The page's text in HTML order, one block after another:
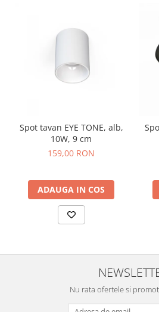
Spot tavan EYE TONE, alb,
10W, 9 cm
159,00 RON
ADAUGA IN COS
Nu rata ofertele si